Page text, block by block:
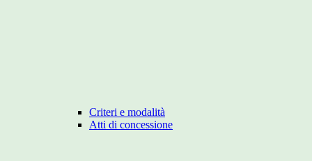
Criteri e modalità
Atti di concessione